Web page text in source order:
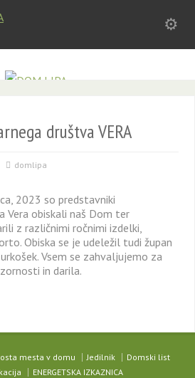
društva VERA
domlipa
2023 so predstavniki
Vera obiskali naš Dom ter
z različnimi ročnimi izdelki,
Obiska se je udeležil tudi župan
Vsem se zahvaljujemo za
in darila.
mesta v domu Jedilnik
Domski list
ENERGETSKA IZKAZNICA